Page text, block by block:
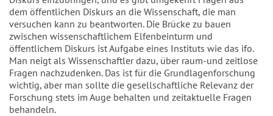
dem öffentlichen Diskurs an die Wissenschaft, die man
versuchen kann zu beantworten. Die Brücke zu bauen
zwischen wissenschaftlichem Elfenbeinturm und
öffentlichem Diskurs ist Aufgabe eines Instituts wie das ifo.
Man neigt als Wissenschaftler dazu, über raum-und zeitlose
Fragen nachzudenken. Das ist für die Grundlagenforschung
wichtig, aber man sollte die gesellschaftliche Relevanz der
Forschung stets im Auge behalten und zeitaktuelle Fragen
behandeln.